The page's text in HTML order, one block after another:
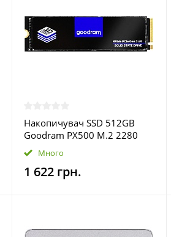
Накопичувач SSD 512GB
Goodram PX500 M.2 2280
PCIe 3.0 x4 NVMe 3D TLC
(SSDPR-PX500-512-80-G3)
Много
1 622 грн.